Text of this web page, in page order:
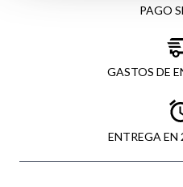
PAGO
GASTOS DE
ENTREGA